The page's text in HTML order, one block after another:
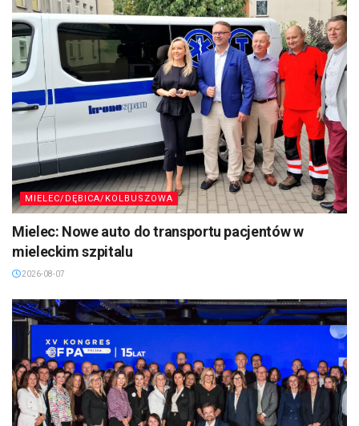
MIELEC/DĘBICA/KOLBUSZOWA
Mielec: Nowe auto do transportu pacjentów w
mieleckim szpitalu
2026-08-07